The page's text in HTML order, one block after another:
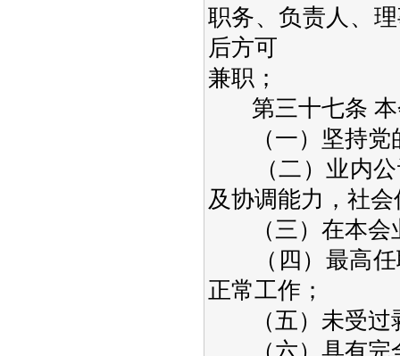
职务、负责人、
后方可
兼职；
第三十七条 本
（一）坚持党
（二）业内公
及协调能力，社
（三）在本会
（四）最高任
正常工作；
（五）未受过
（六）具有完